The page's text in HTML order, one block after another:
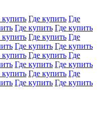
купить Где купить Где
Где купить Где купить
купить Где купить Где
Где купить Где купить
купить Где купить Где
Где купить Где купить
купить Где купить Где
Где купить Где купить